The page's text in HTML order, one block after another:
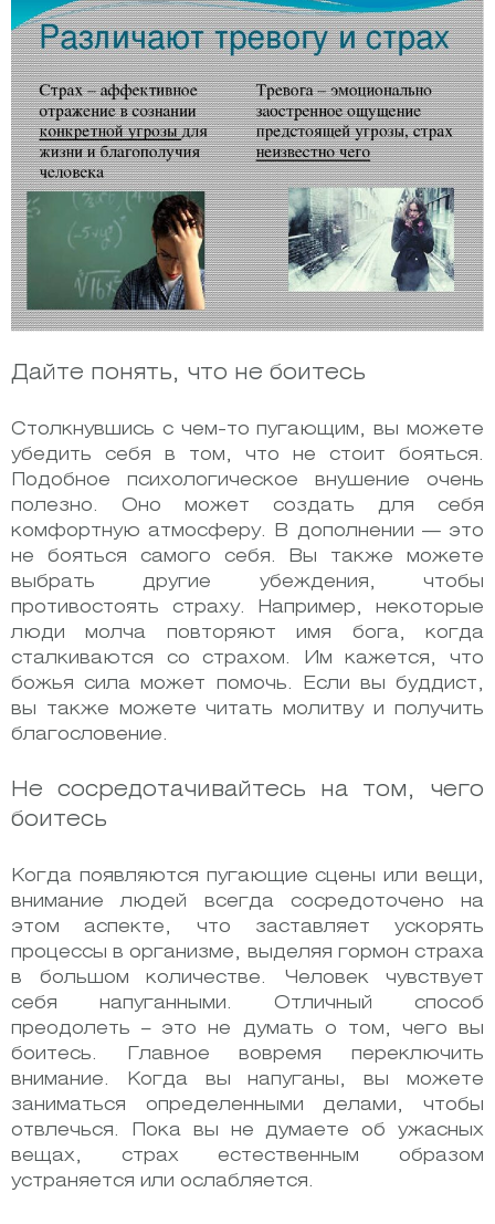
Дайте понять, что не боитесь
Столкнувшись с чем-то пугающим, вы можете
убедить себя в том, что не стоит бояться.
Подобное психологическое внушение очень
полезно. Оно может создать для себя
комфортную атмосферу. В дополнении — это
не бояться самого себя. Вы также можете
выбрать другие убеждения, чтобы
противостоять страху. Например, некоторые
люди молча повторяют имя бога, когда
сталкиваются со страхом. Им кажется, что
божья сила может помочь. Если вы буддист,
вы также можете читать молитву и получить
благословение.
Не сосредотачивайтесь на том, чего
боитесь
Когда появляются пугающие сцены или вещи,
внимание людей всегда сосредоточено на
этом аспекте, что заставляет ускорять
процессы в организме, выделяя гормон страха
в большом количестве. Человек чувствует
себя напуганными. Отличный способ
преодолеть – это не думать о том, чего вы
боитесь. Главное вовремя переключить
внимание. Когда вы напуганы, вы можете
заниматься определенными делами, чтобы
отвлечься. Пока вы не думаете об ужасных
вещах, страх естественным образом
устраняется или ослабляется.